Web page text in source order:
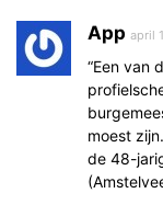
App april
“Een van
moest
de 48-